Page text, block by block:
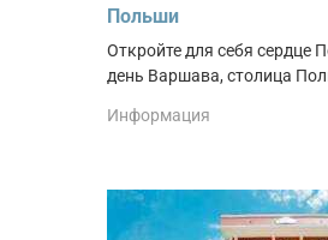
Польши
Откройте для себя сердце
день Варшава, столица
Информация